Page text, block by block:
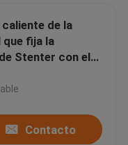
de la
fija la
Stenter con el
del PLC
Contacto